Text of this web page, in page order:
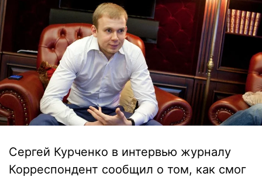
Сергей Курченко в интервью журналу
Корреспондент сообщил о том, как смог